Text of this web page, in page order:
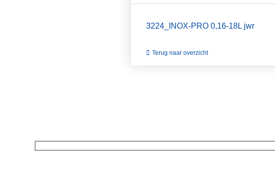
3224_INOX-PRO 0,16-18L jwr
Terug naar overzicht